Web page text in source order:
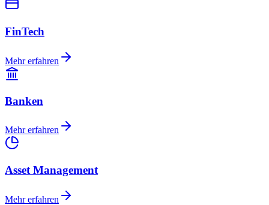
FinTech
Mehr erfahren
Banken
Mehr erfahren
Asset Management
Mehr erfahren